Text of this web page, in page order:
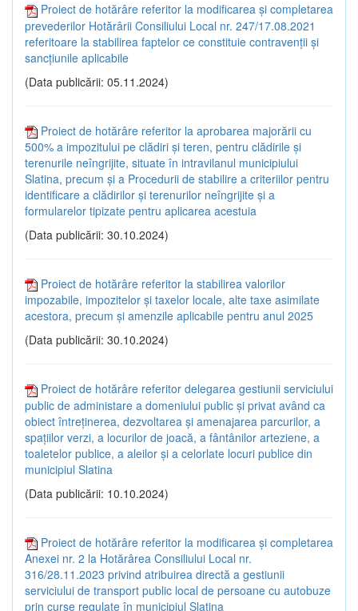
Proiect de hotărâre referitor la modificarea și completarea
prevederilor Hotărârii Consiliului Local nr. 247/17.08.2021
referitoare la stabilirea faptelor ce constituie contravenții și
sancțiunile aplicabile
(Data publicării: 05.11.2024)
Proiect de hotărâre referitor la aprobarea majorării cu
500% a impozitului pe clădiri și teren, pentru clădirile și
terenurile neîngrijite, situate în intravilanul municipiului
Slatina, precum și a Procedurii de stabilire a criteriilor pentru
identificare a clădirilor și terenurilor neîngrijite și a
formularelor tipizate pentru aplicarea acestuia
(Data publicării: 30.10.2024)
Proiect de hotărâre referitor la stabilirea valorilor
impozabile, impozitelor și taxelor locale, alte taxe asimilate
acestora, precum și amenzile aplicabile pentru anul 2025
(Data publicării: 30.10.2024)
Proiect de hotărâre referitor delegarea gestiunii serviciului
public de administare a domeniului public și privat având ca
obiect întreținerea, dezvoltarea și amenajarea parcurilor, a
spațiilor verzi, a locurilor de joacă, a fântânilor arteziene, a
toaletelor publice, a aleilor și a celorlate locuri publice din
municipiul Slatina
(Data publicării: 10.10.2024)
Proiect de hotărâre referitor la modificarea și completarea
Anexei nr. 2 la Hotărârea Consiliului Local nr.
316/28.11.2023 privind atribuirea directă a gestiunii
serviciului de transport public local de persoane cu autobuze
prin curse regulate în municipiul Slatina